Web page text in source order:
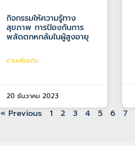
กิจกรรมให้ความรู้ทาง
สุขภาพ การป้องกันการ
พลัดตกหกล้มในผู้สูงอายุ
อ่านเพิ่มเติม...
20 ธันวาคม 2023
« Previous 1 2 3 4 5 6 7